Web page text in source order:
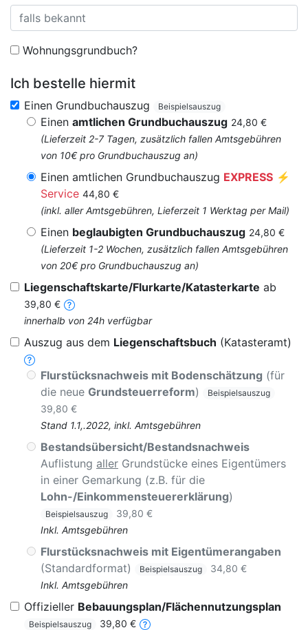
Wohnungsgrundbuch?
Ich bestelle hiermit
Einen Grundbuchauszug Beispielsauszug
Einen amtlichen Grundbuchauszug 24,80 €
(Lieferzeit 2-7 Tagen, zusätzlich fallen Amtsgebühren
von 10€ pro Grundbuchauszug an)
Einen amtlichen Grundbuchauszug EXPRESS ⚡
Service 44,80 €
(inkl. aller Amtsgebühren, Lieferzeit 1 Werktag per Mail)
Einen beglaubigten Grundbuchauszug 24,80 €
(Lieferzeit 1-2 Wochen, zusätzlich fallen Amtsgebühren
von 20€ pro Grundbuchauszug an)
Liegenschaftskarte/Flurkarte/Katasterkarte ab
39,80 €
innerhalb von 24h verfügbar
Auszug aus dem Liegenschaftsbuch (Katasteramt)
Flurstücksnachweis mit Bodenschätzung (für
die neue Grundsteuerreform) Beispielsauszug
39,80 €
Stand 1.1,.2022, inkl. Amtsgebühren
Bestandsübersicht/Bestandsnachweis
Auflistung aller Grundstücke eines Eigentümers
in einer Gemarkung (z.B. für die
Lohn-/Einkommensteuererklärung)
Beispielsauszug
39,80 €
Inkl. Amtsgebühren
Flurstücksnachweis mit Eigentümerangaben
(Standardformat)
Beispielsauszug
34,80 €
Inkl. Amtsgebühren
Offizieller Bebauungsplan/Flächennutzungsplan
Beispielsauszug
39,80 €